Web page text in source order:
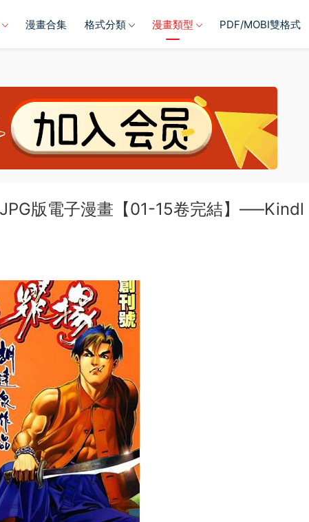
漫畫合集 格式分類 漫畫類型 PDF/MOBI雙格式
版電子漫畫【01-15卷完結】—–Kindl